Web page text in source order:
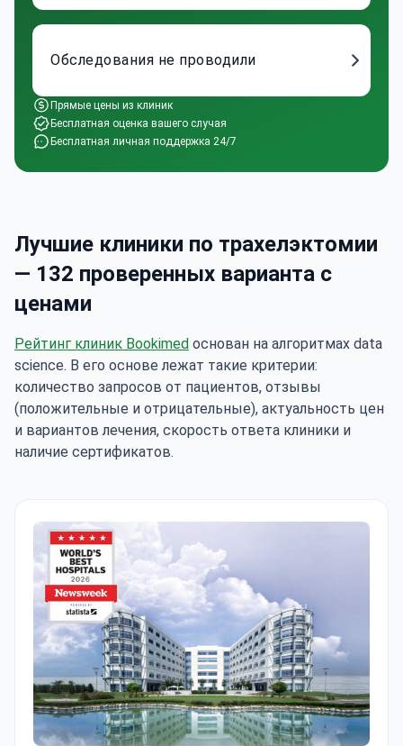
Обследования не проводили
Прямые цены из клиник
Бесплатная оценка вашего случая
Бесплатная личная поддержка 24/7
Лучшие клиники по трахелэктомии
— 132 проверенных варианта с
ценами
Рейтинг клиник Bookimed основан на алгоритмах data
science. В его основе лежат такие критерии:
количество запросов от пациентов, отзывы
(положительные и отрицательные), актуальность цен
и вариантов лечения, скорость ответа клиники и
наличие сертификатов.